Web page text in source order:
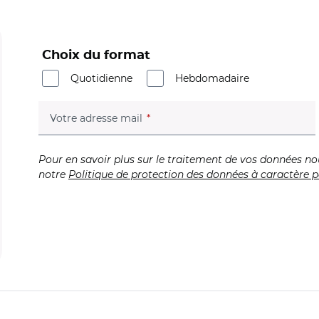
Choix du format
Quotidienne
Hebdomadaire
Votre adresse mail (champ obligatoire)
Pour en savoir plus sur le traitement de vos données
notre Politique de protection des données à caractère